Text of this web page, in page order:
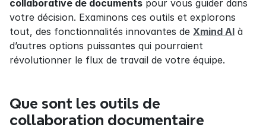
collaborative de documents pour vous guider dans
votre décision. Examinons ces outils et explorons
tout, des fonctionnalités innovantes de Xmind AI à
d’autres options puissantes qui pourraient
révolutionner le flux de travail de votre équipe.
Que sont les outils de
collaboration documentaire